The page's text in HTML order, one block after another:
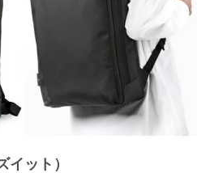
ット）